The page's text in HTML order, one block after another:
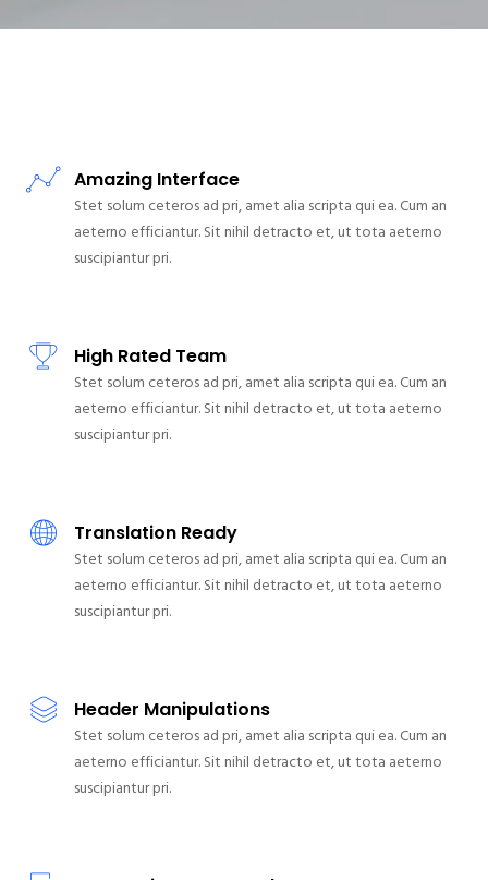
Amazing Interface
Stet solum ceteros ad pri, amet alia scripta qui ea. Cum an
aeterno efficiantur. Sit nihil detracto et, ut tota aeterno
suscipiantur pri.
High Rated Team
Stet solum ceteros ad pri, amet alia scripta qui ea. Cum an
aeterno efficiantur. Sit nihil detracto et, ut tota aeterno
suscipiantur pri.
Translation Ready
Stet solum ceteros ad pri, amet alia scripta qui ea. Cum an
aeterno efficiantur. Sit nihil detracto et, ut tota aeterno
suscipiantur pri.
Header Manipulations
Stet solum ceteros ad pri, amet alia scripta qui ea. Cum an
aeterno efficiantur. Sit nihil detracto et, ut tota aeterno
suscipiantur pri.